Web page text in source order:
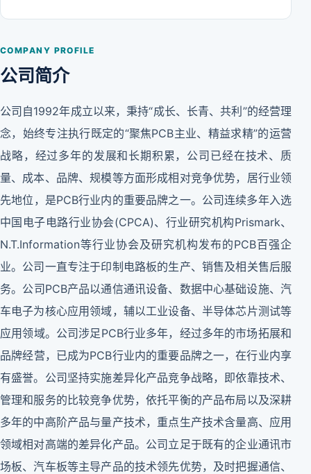
COMPANY PROFILE
公司简介
公司自1992年成立以来，秉持“成长、长青、共利”的经营理
念，始终专注执行既定的“聚焦PCB主业、精益求精”的运营
战略，经过多年的发展和长期积累，公司已经在技术、质
量、成本、品牌、规模等方面形成相对竞争优势，居行业领
先地位，是PCB行业内的重要品牌之一。公司连续多年入选
中国电子电路行业协会(CPCA)、行业研究机构Prismark、
N.T.Information等行业协会及研究机构发布的PCB百强企
业。公司一直专注于印制电路板的生产、销售及相关售后服
务。公司PCB产品以通信通讯设备、数据中心基础设施、汽
车电子为核心应用领域，辅以工业设备、半导体芯片测试等
应用领域。公司涉足PCB行业多年，经过多年的市场拓展和
品牌经营，已成为PCB行业内的重要品牌之一，在行业内享
有盛誉。公司坚持实施差异化产品竞争战略，即依靠技术、
管理和服务的比较竞争优势，依托平衡的产品布局以及深耕
多年的中高阶产品与量产技术，重点生产技术含量高、应用
领域相对高端的差异化产品。公司立足于既有的企业通讯市
场板、汽车板等主导产品的技术领先优势，及时把握通信、